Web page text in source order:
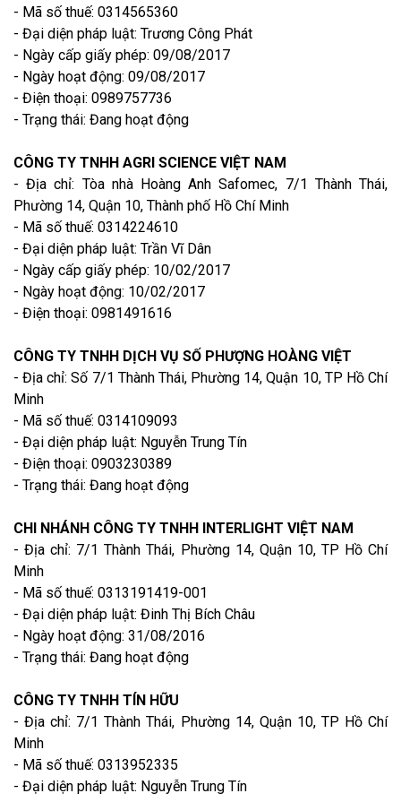
- Mã số thuế: 0314565360
- Đại diện pháp luật: Trương Công Phát
- Ngày cấp giấy phép: 09/08/2017
- Ngày hoạt động: 09/08/2017
- Điện thoại: 0989757736
- Trạng thái: Đang hoạt động
CÔNG TY TNHH AGRI SCIENCE VIỆT NAM
- Địa chỉ: Tòa nhà Hoàng Anh Safomec, 7/1 Thành Thái,
Phường 14, Quận 10, Thành phố Hồ Chí Minh
- Mã số thuế: 0314224610
- Đại diện pháp luật: Trần Vĩ Dân
- Ngày cấp giấy phép: 10/02/2017
- Ngày hoạt động: 10/02/2017
- Điện thoại: 0981491616
CÔNG TY TNHH DỊCH VỤ SỐ PHƯỢNG HOÀNG VIỆT
- Địa chỉ: Số 7/1 Thành Thái, Phường 14, Quận 10, TP Hồ Chí
Minh
- Mã số thuế: 0314109093
- Đại diện pháp luật: Nguyễn Trung Tín
- Điện thoại: 0903230389
- Trạng thái: Đang hoạt động
CHI NHÁNH CÔNG TY TNHH INTERLIGHT VIỆT NAM
- Địa chỉ: 7/1 Thành Thái, Phường 14, Quận 10, TP Hồ Chí
Minh
- Mã số thuế: 0313191419-001
- Đại diện pháp luật: Đinh Thị Bích Châu
- Ngày hoạt động: 31/08/2016
- Trạng thái: Đang hoạt động
CÔNG TY TNHH TÍN HỮU
- Địa chỉ: 7/1 Thành Thái, Phường 14, Quận 10, TP Hồ Chí
Minh
- Mã số thuế: 0313952335
- Đại diện pháp luật: Nguyễn Trung Tín